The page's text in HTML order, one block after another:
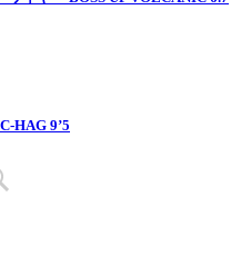
HAG 9’5